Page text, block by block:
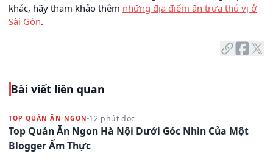
khác, hãy tham khảo thêm những địa điểm ăn trưa thú vị ở
Sài Gòn.
Bài viết liên quan
TOP QUÁN ĂN NGON 12 phút đọc
Top Quán Ăn Ngon Hà Nội Dưới Góc Nhìn Của Một
Blogger Ẩm Thực